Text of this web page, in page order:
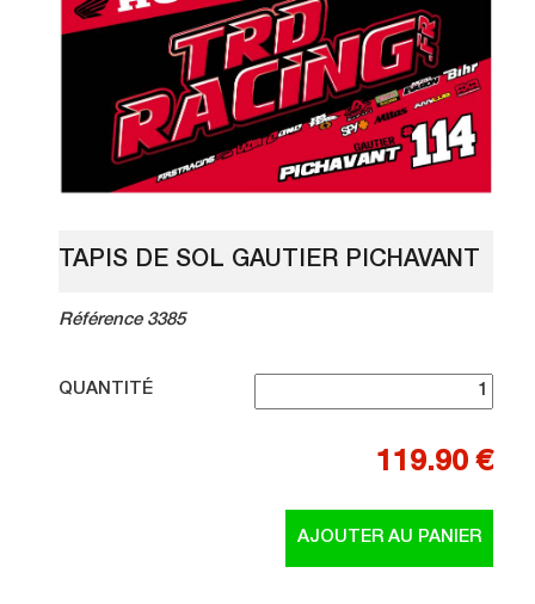
TAPIS DE SOL GAUTIER PICHAVANT
Référence 3385
QUANTITÉ
119.90 €